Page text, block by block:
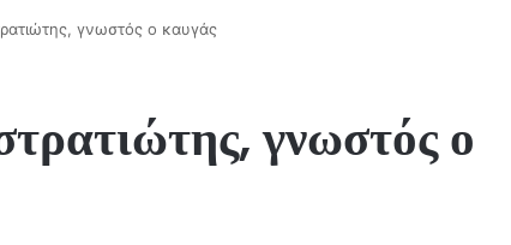
γνωστός ο καυγάς
γνωστός ο